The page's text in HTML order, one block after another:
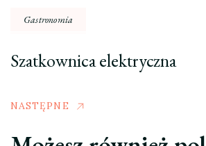
Gastronomia
Szatkownica elektryczna
NASTĘPNE